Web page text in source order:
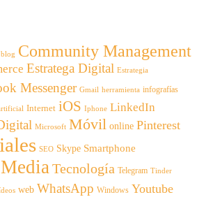
blog Community Management
Estratega Digital Estrategia
Messenger Gmail herramienta infografías
Internet iOS Iphone LinkedIn
Microsoft Móvil online Pinterest
SEO Skype Smartphone
Tecnología Telegram Tinder
web WhatsApp Windows Youtube